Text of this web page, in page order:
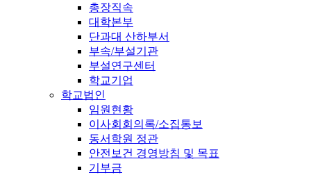
총장직속
대학본부
단과대 산하부서
부속/부설기관
부설연구센터
학교기업
학교법인
임원현황
이사회회의록/소집통보
동서학원 정관
안전보건 경영방침 및 목표
기부금